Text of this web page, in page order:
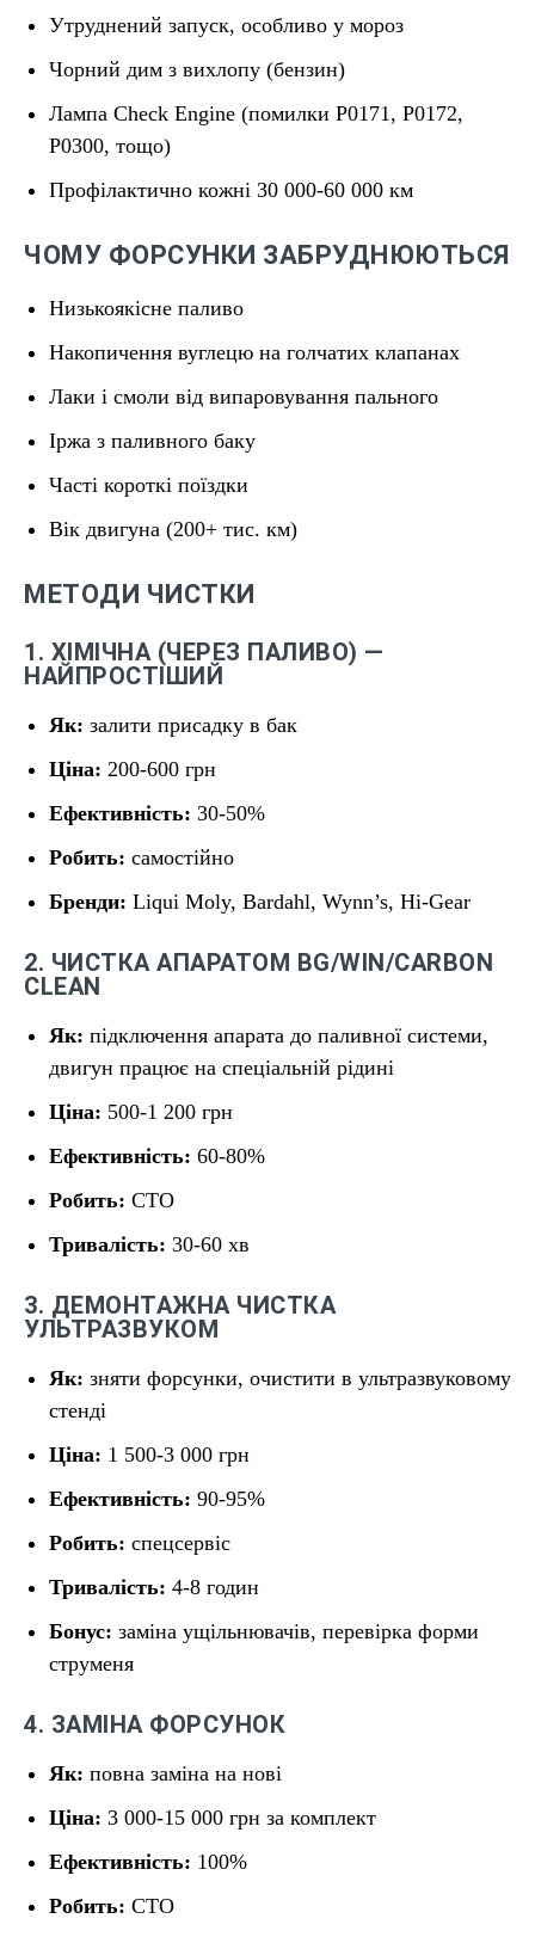
Утруднений запуск, особливо у мороз
Чорний дим з вихлопу (бензин)
Лампа Check Engine (помилки P0171, P0172,
P0300, тощо)
Профілактично кожні 30 000-60 000 км
ЧОМУ ФОРСУНКИ ЗАБРУДНЮЮТЬСЯ
Низькоякісне паливо
Накопичення вуглецю на голчатих клапанах
Лаки і смоли від випаровування пального
Іржа з паливного баку
Часті короткі поїздки
Вік двигуна (200+ тис. км)
МЕТОДИ ЧИСТКИ
1. ХІМІЧНА (ЧЕРЕЗ ПАЛИВО) —
НАЙПРОСТІШИЙ
Як: залити присадку в бак
Ціна: 200-600 грн
Ефективність: 30-50%
Робить: самостійно
Бренди: Liqui Moly, Bardahl, Wynn’s, Hi-Gear
2. ЧИСТКА АПАРАТОМ BG/WIN/СARBON
CLEAN
Як: підключення апарата до паливної системи,
двигун працює на спеціальній рідині
Ціна: 500-1 200 грн
Ефективність: 60-80%
Робить: СТО
Тривалість: 30-60 хв
3. ДЕМОНТАЖНА ЧИСТКА
УЛЬТРАЗВУКОМ
Як: зняти форсунки, очистити в ультразвуковому
стенді
Ціна: 1 500-3 000 грн
Ефективність: 90-95%
Робить: спецсервіс
Тривалість: 4-8 годин
Бонус: заміна ущільнювачів, перевірка форми
струменя
4. ЗАМІНА ФОРСУНОК
Як: повна заміна на нові
Ціна: 3 000-15 000 грн за комплект
Ефективність: 100%
Робить: СТО